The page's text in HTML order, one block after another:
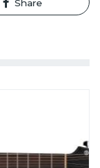
Share